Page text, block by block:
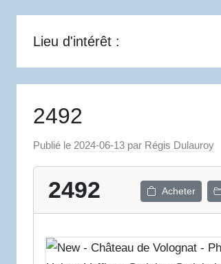
Lieu d'intérêt :
2492
Publié le 2024-06-13 par Régis Dulauroy
2492 Acheter